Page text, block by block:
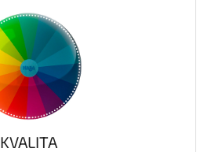
KVALITA